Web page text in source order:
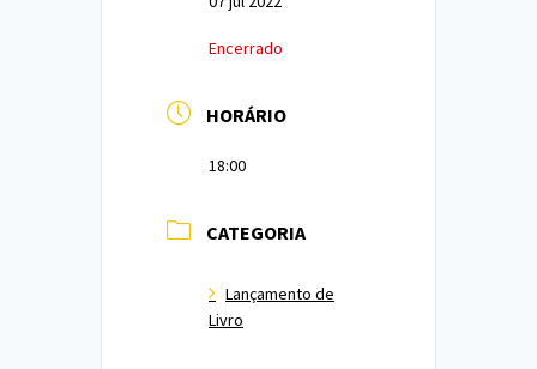
Encerrado
HORÁRIO
18:00
CATEGORIA
Lançamento de
Livro